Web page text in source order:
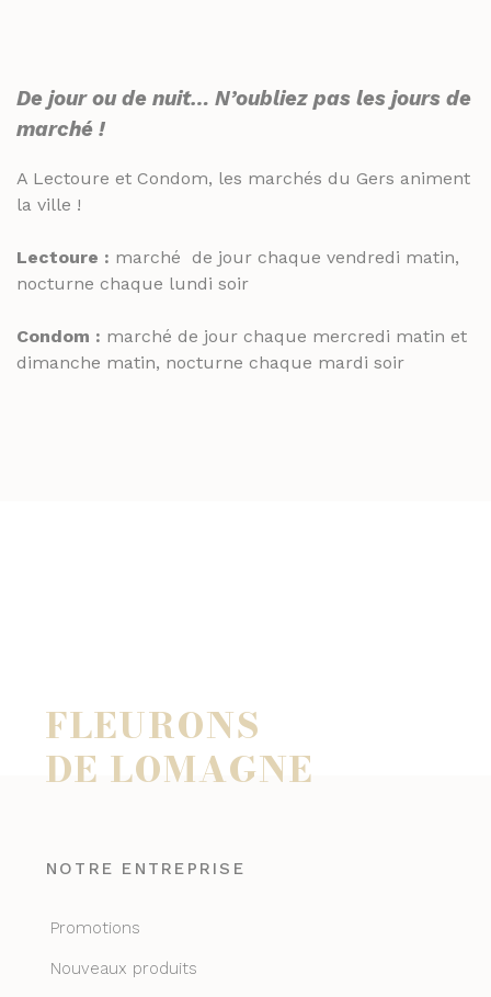
De jour ou de nuit… N’oubliez pas les jours de
marché !
A Lectoure et Condom, les marchés du Gers animent
la ville !
Lectoure : marché de jour chaque vendredi matin,
nocturne chaque lundi soir
Condom : marché de jour chaque mercredi matin et
dimanche matin, nocturne chaque mardi soir
FLEURONS
DE LOMAGNE
NOTRE ENTREPRISE
Promotions
Nouveaux produits